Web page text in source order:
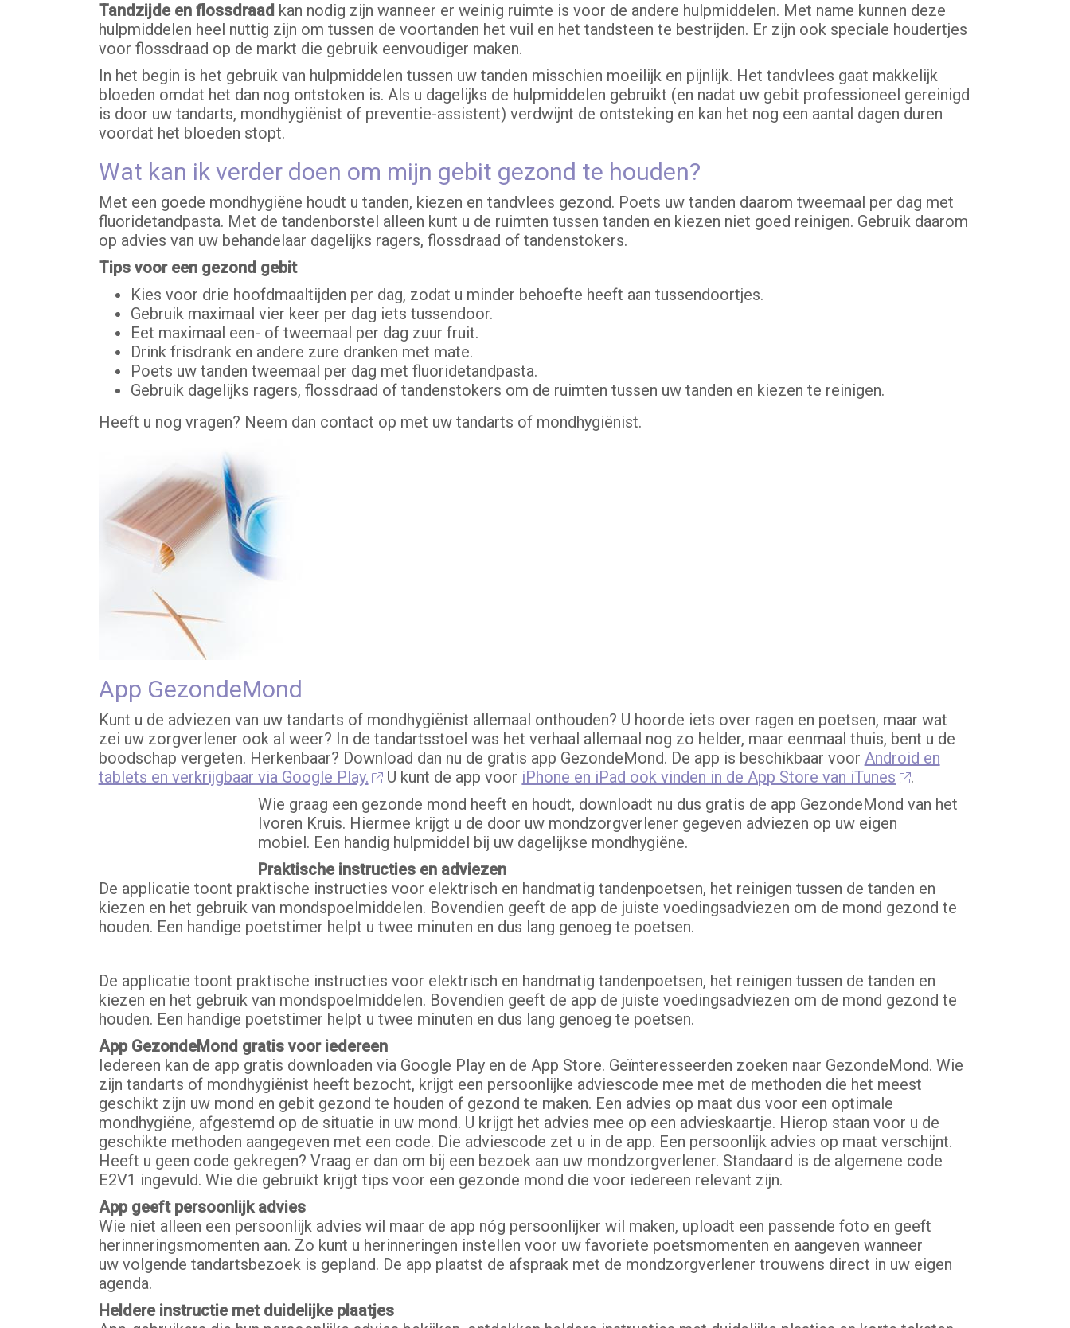
Tandzijde en flossdraad kan nodig zijn wanneer er weinig ruimte is voor de andere hulpmiddelen. Met name kunnen deze
hulpmiddelen heel nuttig zijn om tussen de voortanden het vuil en het tandsteen te bestrijden. Er zijn ook speciale houdertjes
voor flossdraad op de markt die gebruik eenvoudiger maken.
In het begin is het gebruik van hulpmiddelen tussen uw tanden misschien moeilijk en pijnlijk. Het tandvlees gaat makkelijk
bloeden omdat het dan nog ontstoken is. Als u dagelijks de hulpmiddelen gebruikt (en nadat uw gebit professioneel gereinigd
is door uw tandarts, mondhygiënist of preventie-assistent) verdwijnt de ontsteking en kan het nog een aantal dagen duren
voordat het bloeden stopt.
Wat kan ik verder doen om mijn gebit gezond te houden?
Met een goede mondhygiëne houdt u tanden, kiezen en tandvlees gezond. Poets uw tanden daarom tweemaal per dag met
fluoridetandpasta. Met de tandenborstel alleen kunt u de ruimten tussen tanden en kiezen niet goed reinigen. Gebruik daarom
op advies van uw behandelaar dagelijks ragers, flossdraad of tandenstokers.
Tips voor een gezond gebit
Kies voor drie hoofdmaaltijden per dag, zodat u minder behoefte heeft aan tussendoortjes.
Gebruik maximaal vier keer per dag iets tussendoor.
Eet maximaal een- of tweemaal per dag zuur fruit.
Drink frisdrank en andere zure dranken met mate.
Poets uw tanden tweemaal per dag met fluoridetandpasta.
Gebruik dagelijks ragers, flossdraad of tandenstokers om de ruimten tussen uw tanden en kiezen te reinigen.
Heeft u nog vragen? Neem dan contact op met uw tandarts of mondhygiënist.
App GezondeMond
Kunt u de adviezen van uw tandarts of mondhygiënist allemaal onthouden? U hoorde iets over ragen en poetsen, maar wat
zei uw zorgverlener ook al weer? In de tandartsstoel was het verhaal allemaal nog zo helder, maar eenmaal thuis, bent u de
boodschap vergeten. Herkenbaar? Download dan nu de gratis app GezondeMond. De app is beschikbaar voor Android en
tablets en verkrijgbaar via Google Play.
U kunt de app voor iPhone en iPad ook vinden in de App Store van iTunes
.
Wie graag een gezonde mond heeft en houdt, downloadt nu dus gratis de app GezondeMond van het
Ivoren Kruis. Hiermee krijgt u de door uw mondzorgverlener gegeven adviezen op uw eigen
mobiel. Een handig hulpmiddel bij uw dagelijkse mondhygiëne.
Praktische instructies en adviezen
De applicatie toont praktische instructies voor elektrisch en handmatig tandenpoetsen, het reinigen tussen de tanden en
kiezen en het gebruik van mondspoelmiddelen. Bovendien geeft de app de juiste voedingsadviezen om de mond gezond te
houden. Een handige poetstimer helpt u twee minuten en dus lang genoeg te poetsen.
De applicatie toont praktische instructies voor elektrisch en handmatig tandenpoetsen, het reinigen tussen de tanden en
kiezen en het gebruik van mondspoelmiddelen. Bovendien geeft de app de juiste voedingsadviezen om de mond gezond te
houden. Een handige poetstimer helpt u twee minuten en dus lang genoeg te poetsen.
App GezondeMond gratis voor iedereen
Iedereen kan de app gratis downloaden via Google Play en de App Store. Geïnteresseerden zoeken naar GezondeMond. Wie
zijn tandarts of mondhygiënist heeft bezocht, krijgt een persoonlijke adviescode mee met de methoden die het meest
geschikt zijn uw mond en gebit gezond te houden of gezond te maken. Een advies op maat dus voor een optimale
mondhygiëne, afgestemd op de situatie in uw mond. U krijgt het advies mee op een advieskaartje. Hierop staan voor u de
geschikte methoden aangegeven met een code. Die adviescode zet u in de app. Een persoonlijk advies op maat verschijnt.
Heeft u geen code gekregen? Vraag er dan om bij een bezoek aan uw mondzorgverlener. Standaard is de algemene code
E2V1 ingevuld. Wie die gebruikt krijgt tips voor een gezonde mond die voor iedereen relevant zijn.
App geeft persoonlijk advies
Wie niet alleen een persoonlijk advies wil maar de app nóg persoonlijker wil maken, uploadt een passende foto en geeft
herinneringsmomenten aan. Zo kunt u herinneringen instellen voor uw favoriete poetsmomenten en aangeven wanneer
uw volgende tandartsbezoek is gepland. De app plaatst de afspraak met de mondzorgverlener trouwens direct in uw eigen
agenda.
Heldere instructie met duidelijke plaatjes